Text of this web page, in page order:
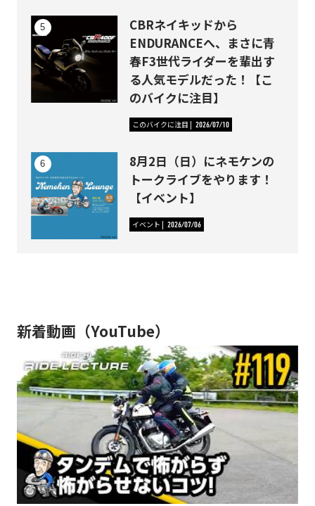
CBRネイキッドから
ENDURANCEへ、まさに青
春F3世代ライダーを輩出す
る人気モデルだった！【こ
のバイクに注目】
このバイクに注目 2026/07/10
8月2日（日）にネモケンの
トークライブをやります！
【イベント】
イベント 2026/07/06
新着動画（YouTube）